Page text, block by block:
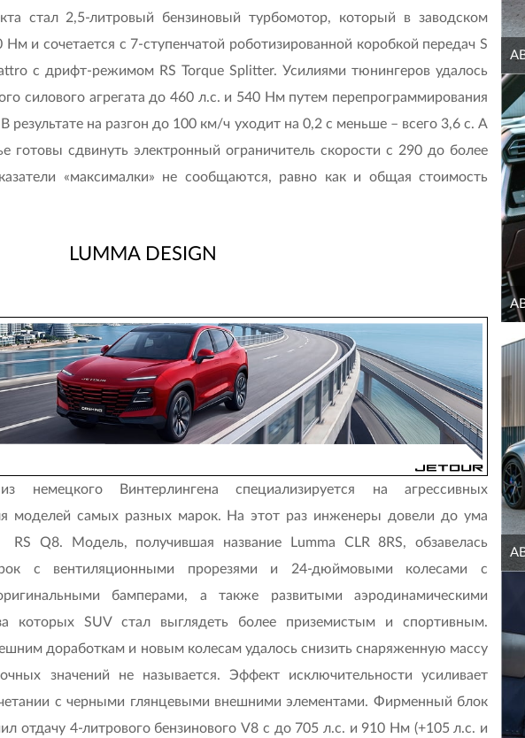
стал 2,5-литровый бензиновый турбомотор, который в заводском
и сочетается с 7-ступенчатой роботизированной коробкой передач S
с дрифт-режимом RS Torque Splitter. Усилиями тюнингеров удалось
силового агрегата до 460 л.с. и 540 Нм путем перепрограммирования
результате на разгон до 100 км/ч уходит на 0,2 с меньше – всего 3,6 с. А
готовы сдвинуть электронный ограничитель скорости с 290 до более
«максималки» не сообщаются, равно как и общая стоимость
LUMMA DESIGN
немецкого Винтерлингена специализируется на агрессивных
моделей самых разных марок. На этот раз инженеры довели до ума
Q8. Модель, получившая название Lumma CLR 8RS, обзавелась
с вентиляционными прорезями и 24-дюймовыми колесами с
бамперами, а также развитыми аэродинамическими
которых SUV стал выглядеть более приземистым и спортивным.
доработкам и новым колесам удалось снизить снаряженную массу
значений не называется. Эффект исключительности усиливает
с черными глянцевыми внешними элементами. Фирменный блок
отдачу 4-литрового бензинового V8 с до 705 л.с. и 910 Нм (+105 л.с. и